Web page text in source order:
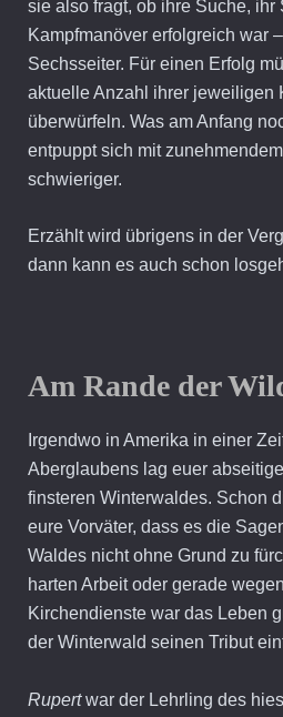
sie also fragt, ob ihre Suche, ihr
Kampfmanöver erfolgreich war
Sechsseiter. Für einen Erfolg
aktuelle Anzahl ihrer jeweiligen
überwürfeln. Was am Anfang
entpuppt sich mit
schwieriger.
Erzählt wird übrigens in der
dann kann es auch schon
Am Rande der
Irgendwo in Amerika in einer
Aberglaubens lag euer
finsteren Winterwaldes. Schon
eure Vorväter, dass es die
Waldes nicht ohne Grund zu
harten Arbeit oder gerade
Kirchendienste war das Leben
der Winterwald seinen Tribut
Rupertwar der Lehrling des